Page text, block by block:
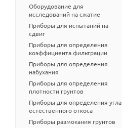
Оборудование для
исследований на сжатие
Приборы для испытаний на
сдвиг
Приборы для определения
коэффициента фильтрации
Приборы для определения
набухания
Приборы для определения
плотности грунтов
Приборы для определения угла
естественного откоса
Приборы размокания грунтов